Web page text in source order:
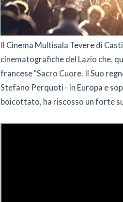
Il Cinema Multisala Tevere di
cinematografiche del Lazio che,
francese "Sacro Cuore. Il Suo
Stefano Perquoti - in Europa e
boicottato, ha riscosso un forte